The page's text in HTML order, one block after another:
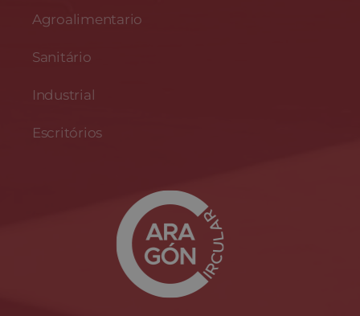
Agroalimentario
Sanitário
Industrial
Escritórios